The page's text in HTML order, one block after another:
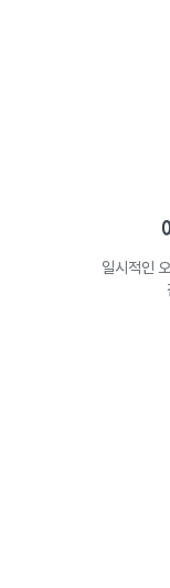
일시적인